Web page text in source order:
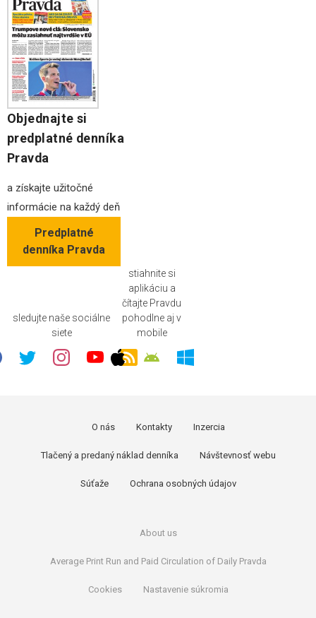
Objednajte si
predplatné denníka
Pravda
a získajte užitočné
informácie na každý deň
Predplatné
denníka Pravda
sledujte naše sociálne
siete
stiahnite si
aplikáciu a
čítajte Pravdu
pohodlne aj v
mobile
O nás Kontakty Inzercia
Tlačený a predaný náklad denníka Návštevnosť webu
Súťaže Ochrana osobných údajov
About us
Average Print Run and Paid Circulation of Daily Pravda
Cookies Nastavenie súkromia